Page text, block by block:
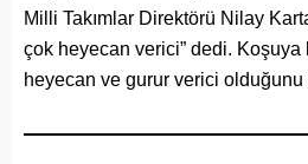
Milli Takımlar Direktörü Nilay
çok heyecan verici” dedi. Koşuya
heyecan ve gurur verici olduğunu